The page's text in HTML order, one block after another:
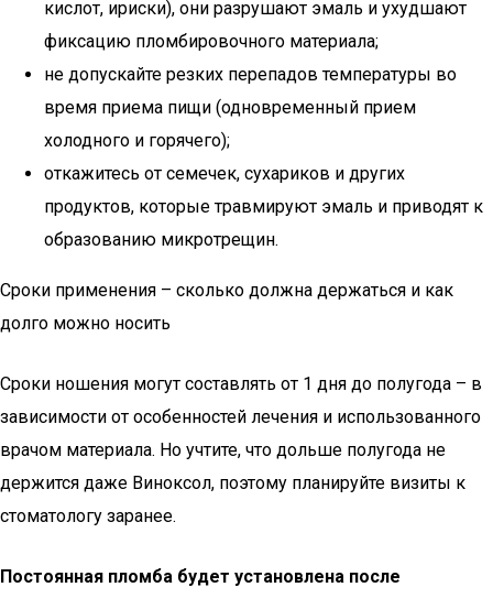
кислот, ириски), они разрушают эмаль и ухудшают
фиксацию пломбировочного материала;
не допускайте резких перепадов температуры во
время приема пищи (одновременный прием
холодного и горячего);
откажитесь от семечек, сухариков и других
продуктов, которые травмируют эмаль и приводят к
образованию микротрещин.
Сроки применения – сколько должна держаться и как
долго можно носить
Сроки ношения могут составлять от 1 дня до полугода – в
зависимости от особенностей лечения и использованного
врачом материала. Но учтите, что дольше полугода не
держится даже Виноксол, поэтому планируйте визиты к
стоматологу заранее.
Постоянная пломба будет установлена после